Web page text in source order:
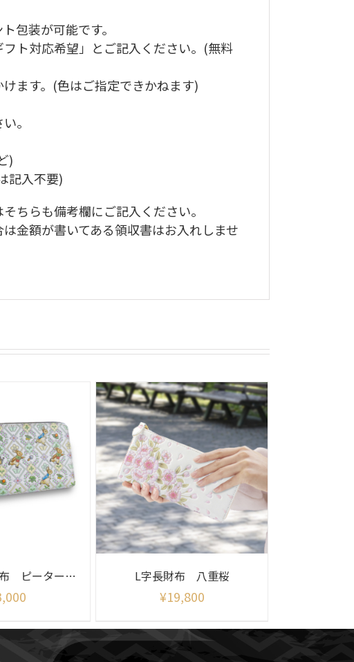
包装が可能です。
ト対応希望」とご記入ください。(無料
ます。(色はご指定できかねます)
。
)
記入不要)
ちらも備考欄にご記入ください。
金額が書いてある領収書はお入れしませ
ラウンド長財布 ピーターラビット（ガーデン） L字長財布 八重桜
¥19,800